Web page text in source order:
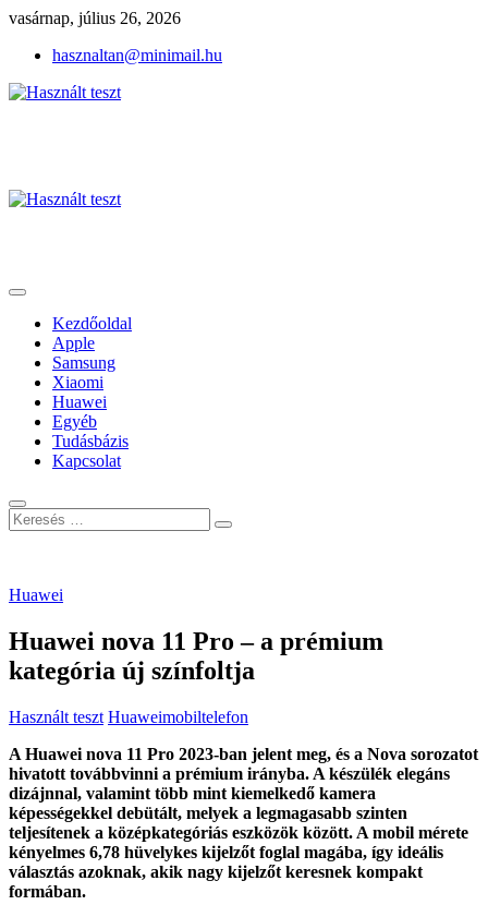
Skip
content
vasárnap, július 26, 2026
hasznaltan@minimail.hu
Használt teszt
Kezdőoldal
Apple
Samsung
Xiaomi
Huawei
Egyéb
Tudásbázis
Kapcsolat
Keresés
…
Huawei
Huawei nova 11 Pro – a prémium
kategória új színfoltja
Használt teszt Huaweimobiltelefon
A Huawei nova 11 Pro 2023-ban jelent meg, és a Nova sorozatot
hivatott továbbvinni a prémium irányba. A készülék elegáns
dizájnnal, valamint több mint kiemelkedő kamera
képességekkel debütált, melyek a legmagasabb szinten
teljesítenek a középkategóriás eszközök között. A mobil mérete
kényelmes 6,78 hüvelykes kijelzőt foglal magába, így ideális
választás azoknak, akik nagy kijelzőt keresnek kompakt
formában.